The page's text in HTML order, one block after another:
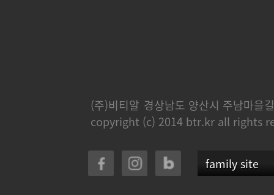
(주)비티알 경상남도 양산시 주남마을
copyright (c) 2014 btr.kr all rights
family site